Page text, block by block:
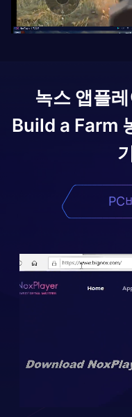
녹스 앱플
Build a Farm
PC